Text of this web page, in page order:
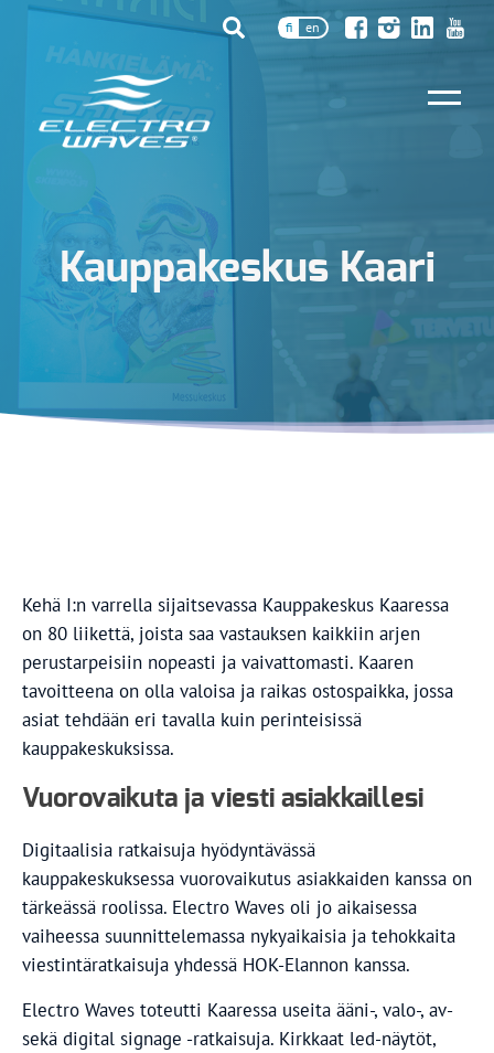
fi en
Kauppakeskus Kaari
Kehä I:n varrella sijaitsevassa Kauppakeskus Kaaressa
on 80 liikettä, joista saa vastauksen kaikkiin arjen
perustarpeisiin nopeasti ja vaivattomasti. Kaaren
tavoitteena on olla valoisa ja raikas ostospaikka, jossa
asiat tehdään eri tavalla kuin perinteisissä
kauppakeskuksissa.
Vuorovaikuta ja viesti asiakkaillesi
Digitaalisia ratkaisuja hyödyntävässä
kauppakeskuksessa vuorovaikutus asiakkaiden kanssa on
tärkeässä roolissa. Electro Waves oli jo aikaisessa
vaiheessa suunnittelemassa nykyaikaisia ja tehokkaita
viestintäratkaisuja yhdessä HOK-Elannon kanssa.
Electro Waves toteutti Kaaressa useita ääni-, valo-, av-
sekä digital signage -ratkaisuja. Kirkkaat led-näytöt,